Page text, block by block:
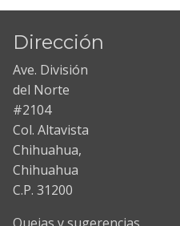
Dirección
Ave. División
del Norte
#2104
Col. Altavista
Chihuahua,
Chihuahua
C.P. 31200